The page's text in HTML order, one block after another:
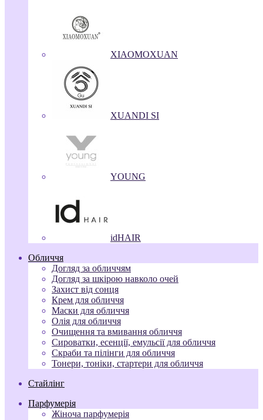
XIAOMOXUAN
XUANDI SI
YOUNG
idHAIR
Обличчя
Догляд за обличчям
Догляд за шкірою навколо очей
Захист від сонця
Крем для обличчя
Маски для обличчя
Олія для обличчя
Очищення та вмивання обличчя
Сироватки, есенції, емульсії для обличчя
Скраби та пілінги для обличчя
Тонери, тоніки, стартери для обличчя
Стайлінг
Парфумерія
Жіноча парфумерія